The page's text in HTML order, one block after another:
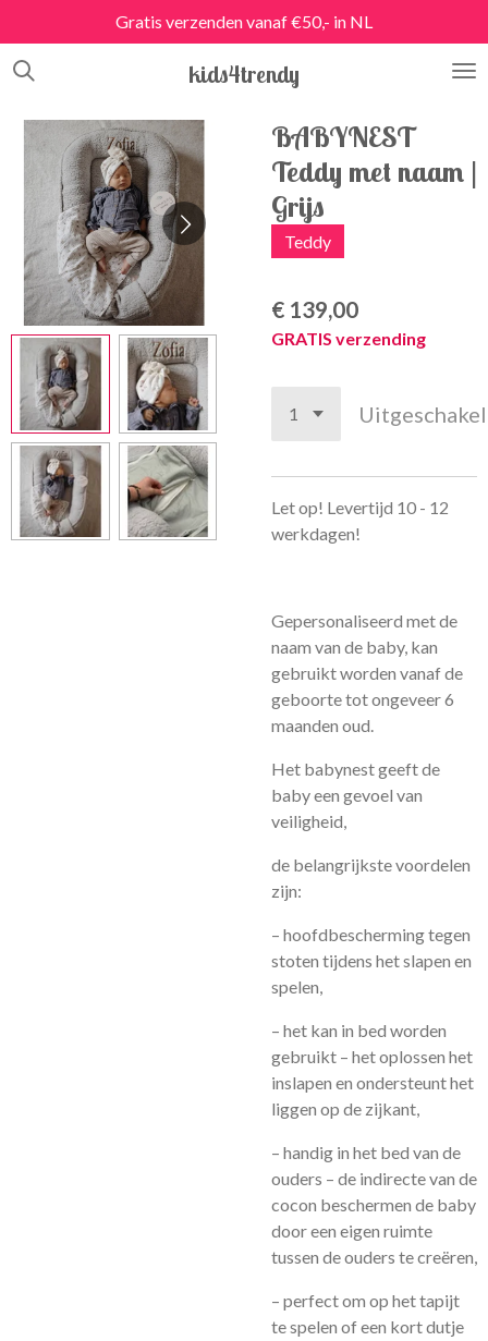
direct
naar
hoofdinhoud
kids4trendy
Gratis verzenden vanaf €50,- in NL
BABYNEST
Teddy met naam |
Grijs
Teddy
€ 139,00
GRATIS verzending
Let op! Levertijd 10 - 12
werkdagen!
Gepersonaliseerd met de
naam van de baby, kan
gebruikt worden vanaf de
geboorte tot ongeveer 6
maanden oud.
Het babynest geeft de
baby een gevoel van
veiligheid,
de belangrijkste voordelen
zijn:
– hoofdbescherming tegen
stoten tijdens het slapen en
spelen,
– het kan in bed worden
gebruikt – het oplossen het
inslapen en ondersteunt het
liggen op de zijkant,
– handig in het bed van de
ouders – de indirecte van de
cocon beschermen de baby
door een eigen ruimte
tussen de ouders te creëren,
– perfect om op het tapijt
te spelen of een kort dutje